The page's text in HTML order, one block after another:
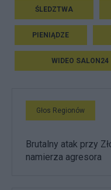
ŚLEDZTWA
PIENIĄDZE
WIDEO SALON24
Głos Regionów
Brutalny atak przy
namierza agresora